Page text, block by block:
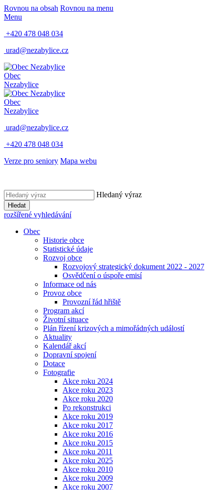
Rovnou na obsah Rovnou na menu
Menu
+420 478 048 034
urad@nezabylice.cz
Obec
Nezabylice
Obec
Nezabylice
urad@nezabylice.cz
+420 478 048 034
Verze pro seniory Mapa webu
Hledaný výraz
Hledat
rozšířené vyhledávání
Obec
Historie obce
Statistické údaje
Rozvoj obce
Rozvojový strategický dokument 2022 - 2027
Osvědčení o úspoře emisí
Informace od nás
Provoz obce
Provozní řád hřiště
Program akcí
Životní situace
Plán řízení krizových a mimořádných událostí
Aktuality
Kalendář akcí
Dopravní spojení
Dotace
Fotografie
Akce roku 2024
Akce roku 2023
Akce roku 2020
Po rekonstrukci
Akce roku 2019
Akce roku 2017
Akce roku 2016
Akce roku 2015
Akce roku 2011
Akce roku 2025
Akce roku 2010
Akce roku 2009
Akce roku 2007